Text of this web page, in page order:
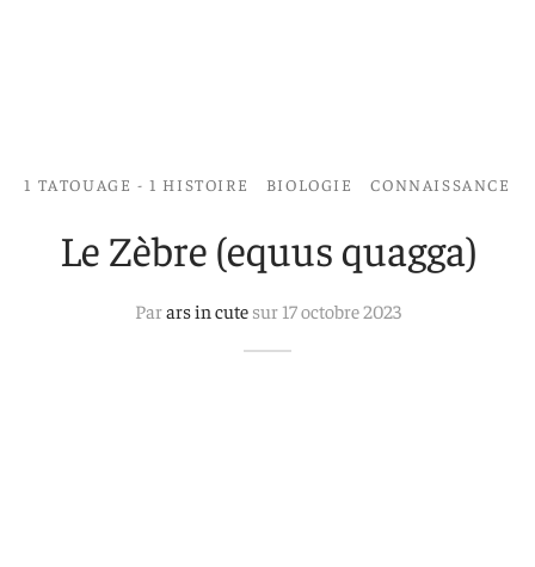
1 TATOUAGE - 1 HISTOIRE BIOLOGIE CONNAISSANCE
Le Zèbre (equus quagga)
Parars in cutesur 17 octobre 2023
postales sensibles et culturelles
intuitif et culturel
nous
vivant